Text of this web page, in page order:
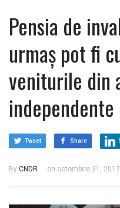
Pensia de
urmaș pot fi
veniturile din
independente
Tweet Share
By CNDR on octombrie 31, 2017